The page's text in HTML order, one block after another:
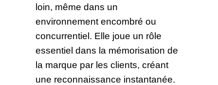
loin, même dans un
environnement encombré ou
concurrentiel. Elle joue un rôle
essentiel dans la mémorisation de
la marque par les clients, créant
une reconnaissance instantanée.